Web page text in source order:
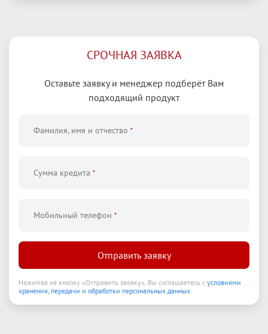
СРОЧНАЯ ЗАЯВКА
Оставьте заявку и менеджер подберёт Вам
подходящий продукт
Фамилия, имя и отчество *
Сумма кредита *
Мобильный телефон *
Отправить заявку
Нажимая на кнопку «Отправить заявку» Вы соглашаетесь с условиями
хранения, передачи и обработки персональных данных.